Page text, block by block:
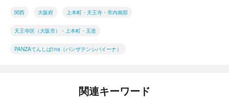
関西 大阪府 上本町・天王寺・市内南部
天王寺区（大阪市）・上本町・玉造
PANZAてんしばi:na（パンザテンシバイーナ）
関連キーワード